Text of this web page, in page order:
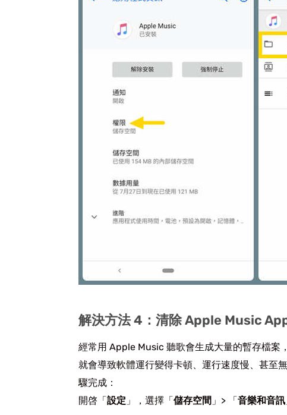
解決方法 4：清除 Apple Music
經常用 Apple Music 聽歌會生成大量的暫存檔案
就會導致軟體運行變得卡頓、運行速度慢、甚至
驟完成：
開啓「設定 」，選擇「儲存空間 」> 「音樂和音訊